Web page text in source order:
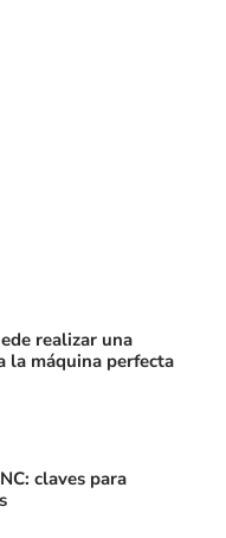
realizar una
la máquina perfecta
claves para